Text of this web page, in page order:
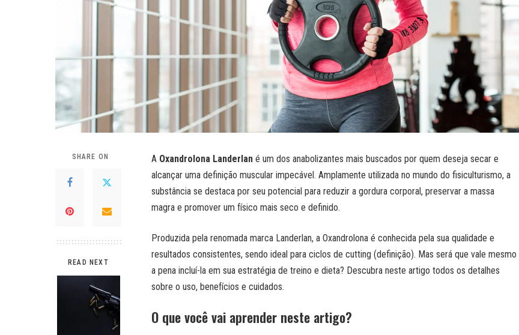
SHARE ON
READ NEXT
A Oxandrolona Landerlan é um dos anabolizantes mais buscados por quem deseja secar e
alcançar uma definição muscular impecável. Amplamente utilizada no mundo do fisiculturismo, a
substância se destaca por seu potencial para reduzir a gordura corporal, preservar a massa
magra e promover um físico mais seco e definido.
Produzida pela renomada marca Landerlan, a Oxandrolona é conhecida pela sua qualidade e
resultados consistentes, sendo ideal para ciclos de cutting (definição). Mas será que vale mesmo
a pena incluí-la em sua estratégia de treino e dieta? Descubra neste artigo todos os detalhes
sobre o uso, benefícios e cuidados.
O que você vai aprender neste artigo?